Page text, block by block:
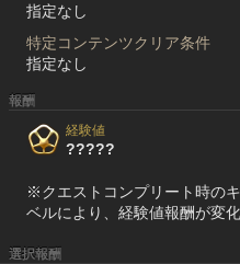
指定なし
特定コンテンツクリア条件
指定なし
報酬
経験値
?????
※クエストコンプリート時の
ベルにより、経験値報酬が変化
選択報酬